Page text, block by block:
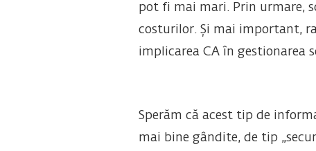
pot fi mai mari. Prin urmare,
costurilor. Și mai important,
implicarea CA în gestionarea
Sperăm că acest tip de
mai bine gândite, de tip